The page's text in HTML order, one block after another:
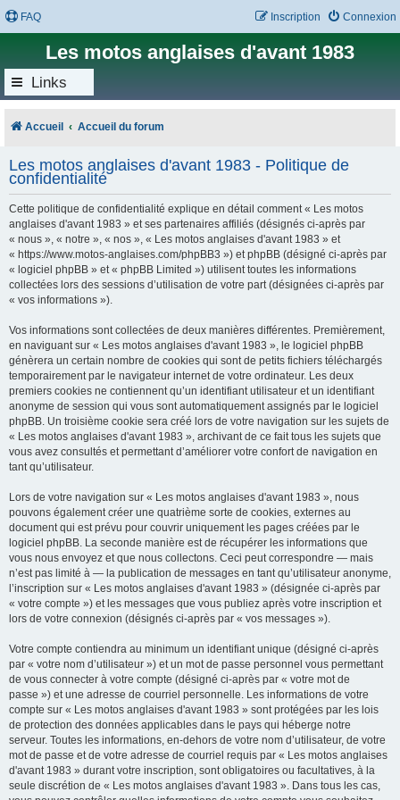
FAQ Connexion
Inscription
Les motos anglaises d'avant 1983
Links
Accueil Accueil du forum
Les motos anglaises d'avant 1983 - Politique de
confidentialité
Cette politique de confidentialité explique en détail comment « Les motos
anglaises d'avant 1983 » et ses partenaires affiliés (désignés ci-après par
« nous », « notre », « nos », « Les motos anglaises d'avant 1983 » et
« https://www.motos-anglaises.com/phpBB3 ») et phpBB (désigné ci-après par
« logiciel phpBB » et « phpBB Limited ») utilisent toutes les informations
collectées lors des sessions d’utilisation de votre part (désignées ci-après par
« vos informations »).
Vos informations sont collectées de deux manières différentes. Premièrement,
en naviguant sur « Les motos anglaises d'avant 1983 », le logiciel phpBB
génèrera un certain nombre de cookies qui sont de petits fichiers téléchargés
temporairement par le navigateur internet de votre ordinateur. Les deux
premiers cookies ne contiennent qu’un identifiant utilisateur et un identifiant
anonyme de session qui vous sont automatiquement assignés par le logiciel
phpBB. Un troisième cookie sera créé lors de votre navigation sur les sujets de
« Les motos anglaises d'avant 1983 », archivant de ce fait tous les sujets que
vous avez consultés et permettant d’améliorer votre confort de navigation en
tant qu’utilisateur.
Lors de votre navigation sur « Les motos anglaises d'avant 1983 », nous
pouvons également créer une quatrième sorte de cookies, externes au
document qui est prévu pour couvrir uniquement les pages créées par le
logiciel phpBB. La seconde manière est de récupérer les informations que
vous nous envoyez et que nous collectons. Ceci peut correspondre — mais
n’est pas limité à — la publication de messages en tant qu’utilisateur anonyme,
l’inscription sur « Les motos anglaises d'avant 1983 » (désignée ci-après par
« votre compte ») et les messages que vous publiez après votre inscription et
lors de votre connexion (désignés ci-après par « vos messages »).
Votre compte contiendra au minimum un identifiant unique (désigné ci-après
par « votre nom d’utilisateur ») et un mot de passe personnel vous permettant
de vous connecter à votre compte (désigné ci-après par « votre mot de
passe ») et une adresse de courriel personnelle. Les informations de votre
compte sur « Les motos anglaises d'avant 1983 » sont protégées par les lois
de protection des données applicables dans le pays qui héberge notre
serveur. Toutes les informations, en-dehors de votre nom d’utilisateur, de votre
mot de passe et de votre adresse de courriel requis par « Les motos anglaises
d'avant 1983 » durant votre inscription, sont obligatoires ou facultatives, à la
seule discrétion de « Les motos anglaises d'avant 1983 ». Dans tous les cas,